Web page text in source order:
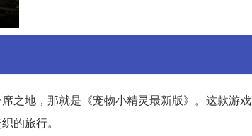
之地，那就是《宠物小精灵最新版》。这款游戏
的旅行。